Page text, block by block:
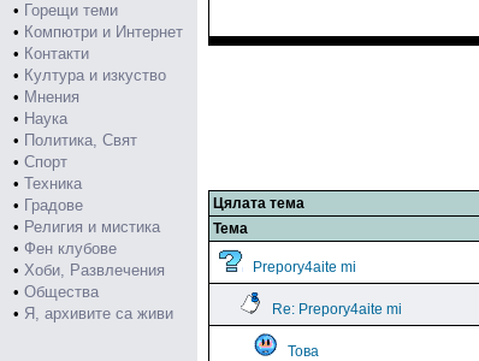
• Горещи теми
• Компютри и Интернет
• Контакти
• Култура и изкуство
• Мнения
• Наука
• Политика, Свят
• Спорт
• Техника
• Градове
• Религия и мистика
• Фен клубове
• Хоби, Развлечения
• Общества
• Я, архивите са живи
Цялата тема
Тема
Prepory4aite mi
Re: Prepory4aite mi
Това